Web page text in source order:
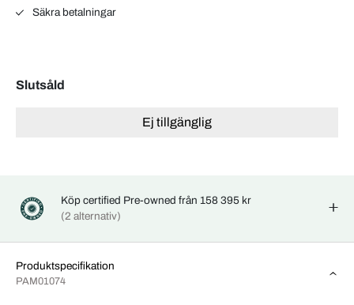
Säkra betalningar
Slutsåld
Ej tillgänglig
Köp certified Pre-owned från 158 395 kr
(2 alternativ)
Produktspecifikation
PAM01074